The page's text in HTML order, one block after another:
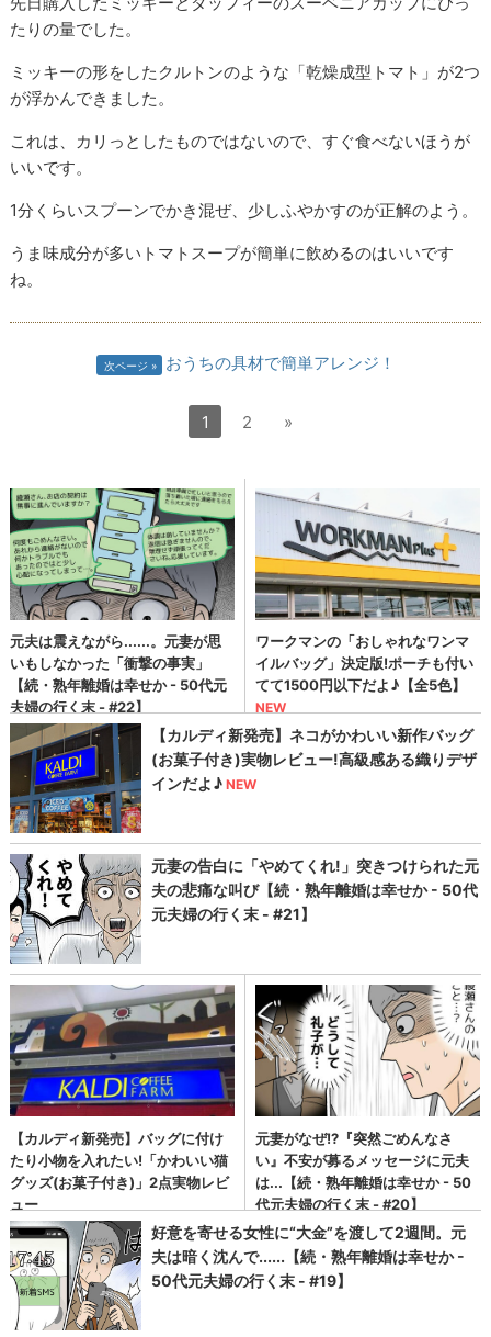
たりの量でした。
ミッキーの形をしたクルトンのような「乾燥成型トマト」が2つ
が浮かんできました。
これは、カリっとしたものではないので、すぐ食べないほうが
いいです。
1分くらいスプーンでかき混ぜ、少しふやかすのが正解のよう。
うま味成分が多いトマトスープが簡単に飲めるのはいいです
ね。
次ページ おうちの具材で簡単アレンジ！
1 2 »